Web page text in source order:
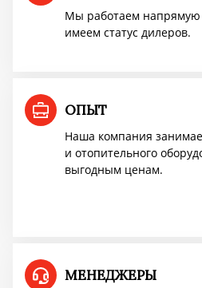
Акция TMF!
ПОВЫШЕНИЕ ЦЕН
Успей купить
Мы работаем напрямую
имеем статус дилеров.
ОПЫТ
Наша компания
и отопительного
выгодным ценам.
МЕНЕДЖЕРЫ